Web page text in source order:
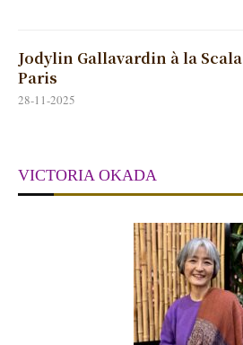
Jodylin Gallavardin à la Scala
Paris
28-11-2025
VICTORIA OKADA